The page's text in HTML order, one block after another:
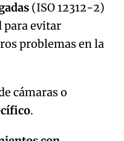
(ISO 12312-2)
para evitar
problemas en la
cámaras o
.